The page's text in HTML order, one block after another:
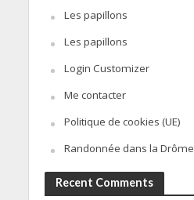
Les papillons
Les papillons
Login Customizer
Me contacter
Politique de cookies (UE)
Randonnée dans la Drôme
Recent Comments